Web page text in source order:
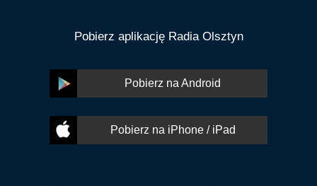
Pobierz aplikację Radia Olsztyn
Pobierz na Android
Pobierz na iPhone / iPad